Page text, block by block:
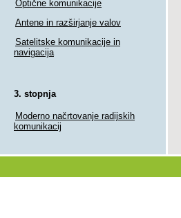
Optične komunikacije
Antene in razširjanje valov
Satelitske komunikacije in
navigacija
3. stopnja
Moderno načrtovanje radijskih
komunikacij